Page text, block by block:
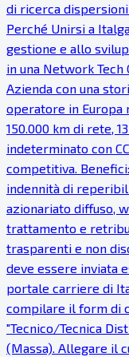
di ricerca
Perché Unirsi a
gestione e allo
in una Network Tech
Azienda con una
operatore in Europa
150.000 km di rete,
indeterminato con
competitiva.
indennità di
azionariato diffuso,
trattamento e
trasparenti e non
deve essere inviata
portale carriere di
compilare il form di
"Tecnico/Tecnica
(Massa). Allegare il